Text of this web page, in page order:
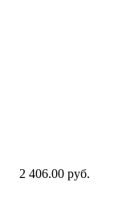
2 406.00 руб.